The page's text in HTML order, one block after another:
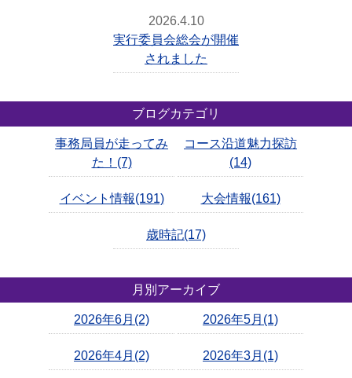
2026.4.10
実行委員会総会が開催
されました
ブログカテゴリ
事務局員が走ってみ
た！(7)
コース沿道魅力探訪
(14)
イベント情報(191) 大会情報(161)
歳時記(17)
月別アーカイブ
2026年6月(2) 2026年5月(1)
2026年4月(2) 2026年3月(1)